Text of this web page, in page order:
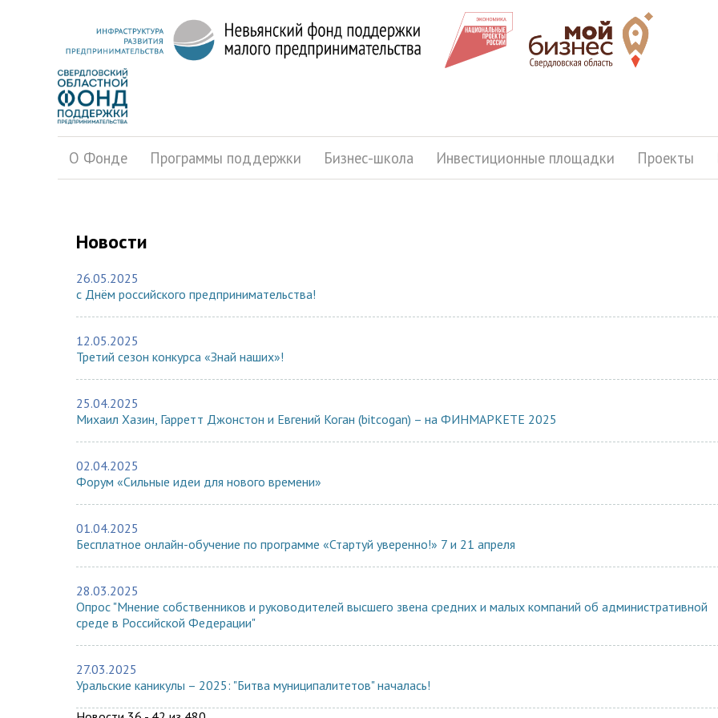
О Фонде Программы поддержки Бизнес-школа Инвестиционные площадки Проекты
Новости
26.05.2025
с Днём российского предпринимательства!
12.05.2025
Третий сезон конкурса «Знай наших»!
25.04.2025
Михаил Хазин, Гарретт Джонстон и Евгений Коган (bitcogan) – на ФИНМАРКЕТЕ 2025
02.04.2025
Форум «Сильные идеи для нового времени»
01.04.2025
Бесплатное онлайн-обучение по программе «Стартуй уверенно!» 7 и 21 апреля
28.03.2025
Опрос "Мнение собственников и руководителей высшего звена средних и малых компаний об административной
среде в Российской Федерации"
27.03.2025
Уральские каникулы – 2025: "Битва муниципалитетов" началась!